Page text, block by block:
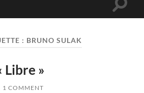
Toggle
: BRUNO SULAK
Libre »
1 COMMENT